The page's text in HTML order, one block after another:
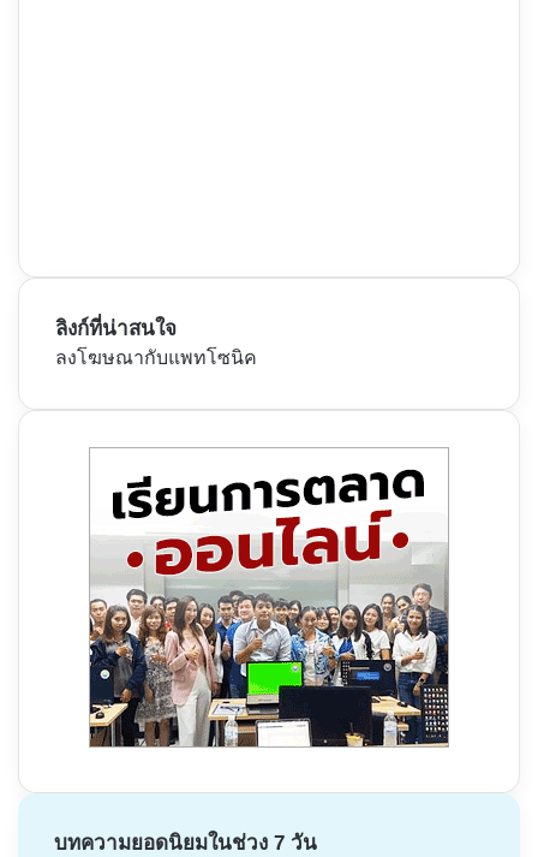
ลิงก์ที่น่าสนใจ
ลงโฆษณากับแพทโซนิค
บทความยอดนิยมในช่วง 7 วัน